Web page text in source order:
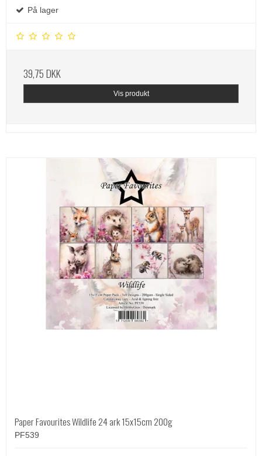
På lager
39,75 DKK
Vis produkt
Paper Favourites Wildlife 24 ark 15x15cm 200g
PF539